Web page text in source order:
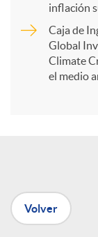
n
inflación
Caja de
Global
Climate
el medio
Volver